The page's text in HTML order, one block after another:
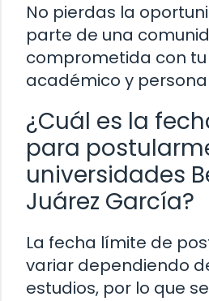
No pierdas la
parte de una
comprometida con tu
académico y
¿Cuál es la
para
universidades
Juárez García?
La fecha límite de
variar dependiendo
estudios, por lo que